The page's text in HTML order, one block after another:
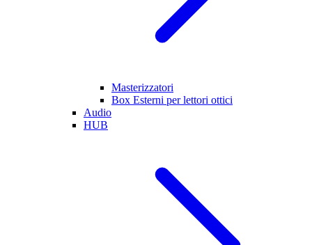
Masterizzatori
Box Esterni per lettori ottici
Audio
HUB